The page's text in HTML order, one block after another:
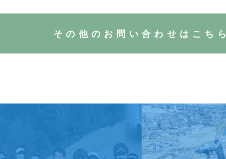
その他のお問い合わせはこちら